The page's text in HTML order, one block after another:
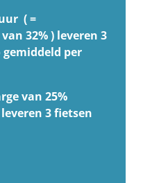
( =
32% ) leveren 3
per
van 25%
3 fietsen